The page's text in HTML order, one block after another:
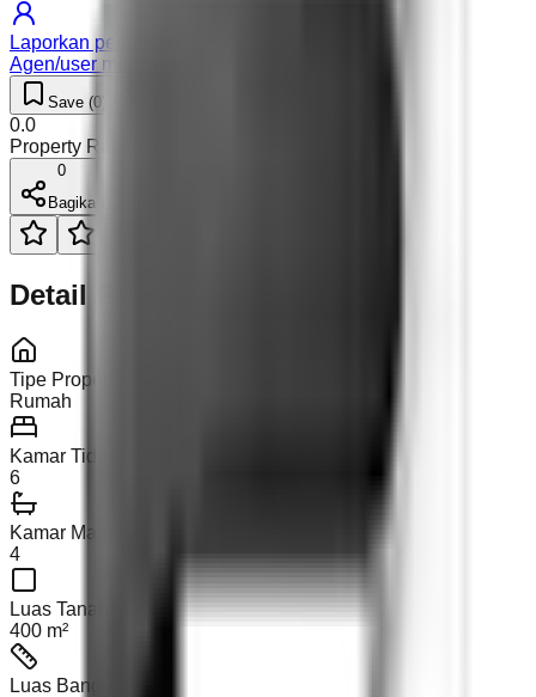
Laporkan pengguna
Agen/user mencurigakan
Save (0
0.0
Property Rating (
0
Bagikan
Detail Properti
Tipe Properti
Rumah
Kamar Tidur
6
Kamar Mandi
4
Luas Tanah
400 m²
Luas Bangunan